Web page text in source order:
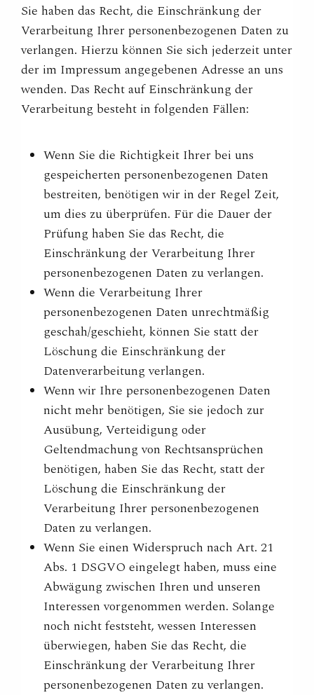
Sie haben das Recht, die Einschränkung der
Verarbeitung Ihrer personenbezogenen Daten zu
verlangen. Hierzu können Sie sich jederzeit unter
der im Impressum angegebenen Adresse an uns
wenden. Das Recht auf Einschränkung der
Verarbeitung besteht in folgenden Fällen:
Wenn Sie die Richtigkeit Ihrer bei uns
gespeicherten personenbezogenen Daten
bestreiten, benötigen wir in der Regel Zeit,
um dies zu überprüfen. Für die Dauer der
Prüfung haben Sie das Recht, die
Einschränkung der Verarbeitung Ihrer
personenbezogenen Daten zu verlangen.
Wenn die Verarbeitung Ihrer
personenbezogenen Daten unrechtmäßig
geschah/geschieht, können Sie statt der
Löschung die Einschränkung der
Datenverarbeitung verlangen.
Wenn wir Ihre personenbezogenen Daten
nicht mehr benötigen, Sie sie jedoch zur
Ausübung, Verteidigung oder
Geltendmachung von Rechtsansprüchen
benötigen, haben Sie das Recht, statt der
Löschung die Einschränkung der
Verarbeitung Ihrer personenbezogenen
Daten zu verlangen.
Wenn Sie einen Widerspruch nach Art. 21
Abs. 1 DSGVO eingelegt haben, muss eine
Abwägung zwischen Ihren und unseren
Interessen vorgenommen werden. Solange
noch nicht feststeht, wessen Interessen
überwiegen, haben Sie das Recht, die
Einschränkung der Verarbeitung Ihrer
personenbezogenen Daten zu verlangen.